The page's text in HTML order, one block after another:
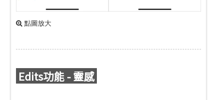
點圖放大
Edits功能 - 靈感